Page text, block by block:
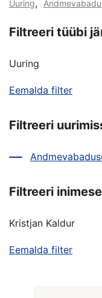
Uuring,
Filtreeri tüübi
Uuring
Eemalda filter
Filtreeri
Filtreeri
Kristjan Kaldur
Eemalda filter